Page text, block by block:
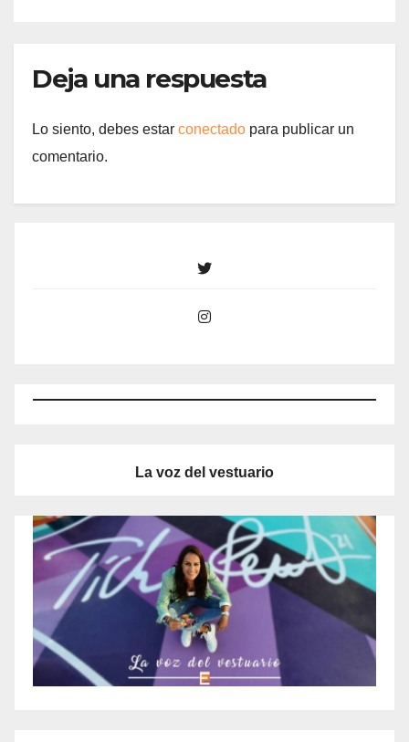
Deja una respuesta
Lo siento, debes estar conectado para publicar un
comentario.
Twitter
Instagram
La voz del vestuario